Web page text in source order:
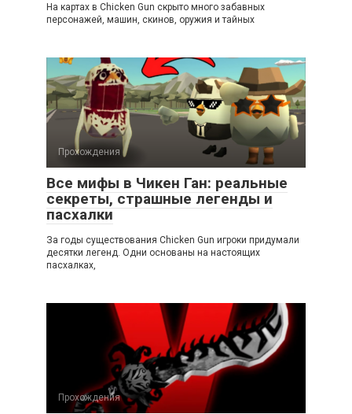
На картах в Chicken Gun скрыто много забавных
персонажей, машин, скинов, оружия и тайных
Прохождения
Все мифы в Чикен Ган: реальные
секреты, страшные легенды и
пасхалки
За годы существования Chicken Gun игроки придумали
десятки легенд. Одни основаны на настоящих
пасхалках,
Прохождения